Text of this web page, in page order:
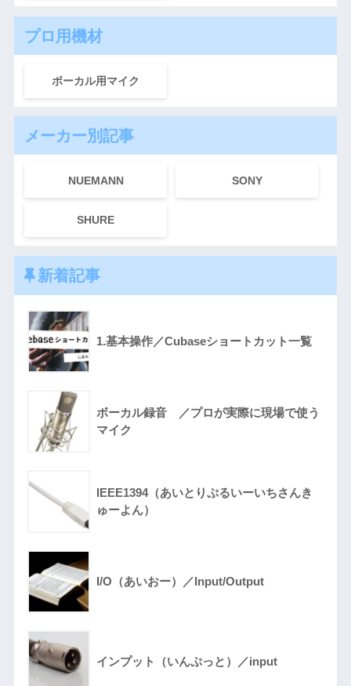
プロ用機材
ボーカル用マイク
メーカー別記事
NUEMANN SONY
SHURE
新着記事
1.基本操作／Cubaseショートカット一覧
ボーカル録音 ／プロが実際に現場で使う
マイク
IEEE1394（あいとりぷるいーいちさんき
ゅーよん）
I/O（あいおー）／Input/Output
インプット（いんぷっと）／input